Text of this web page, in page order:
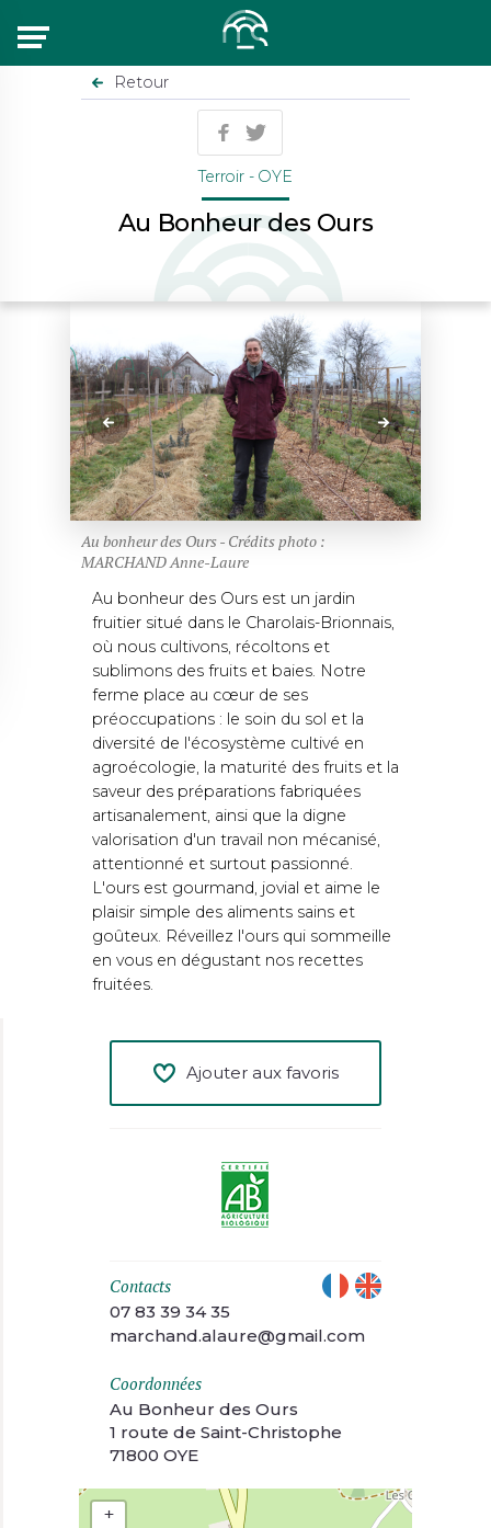
Retour
Terroir - OYE
Au Bonheur des Ours
Au bonheur des Ours - Crédits photo :
MARCHAND Anne-Laure
Au bonheur des Ours est un jardin
fruitier situé dans le Charolais-Brionnais,
où nous cultivons, récoltons et
sublimons des fruits et baies. Notre
ferme place au cœur de ses
préoccupations : le soin du sol et la
diversité de l'écosystème cultivé en
agroécologie, la maturité des fruits et la
saveur des préparations fabriquées
artisanalement, ainsi que la digne
valorisation d'un travail non mécanisé,
attentionné et surtout passionné.
L'ours est gourmand, jovial et aime le
plaisir simple des aliments sains et
goûteux. Réveillez l'ours qui sommeille
en vous en dégustant nos recettes
fruitées.
Ajouter aux favoris
Contacts
07 83 39 34 35
marchand.alaure@gmail.com
Coordonnées
Au Bonheur des Ours
1 route de Saint-Christophe
71800 OYE
+